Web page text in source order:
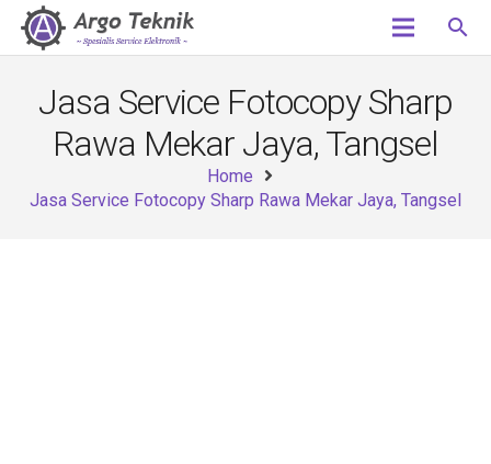
search
Jasa Service Fotocopy Sharp
Rawa Mekar Jaya, Tangsel
Home
Jasa Service Fotocopy Sharp Rawa Mekar Jaya, Tangsel